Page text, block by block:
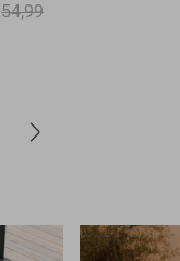
54,99